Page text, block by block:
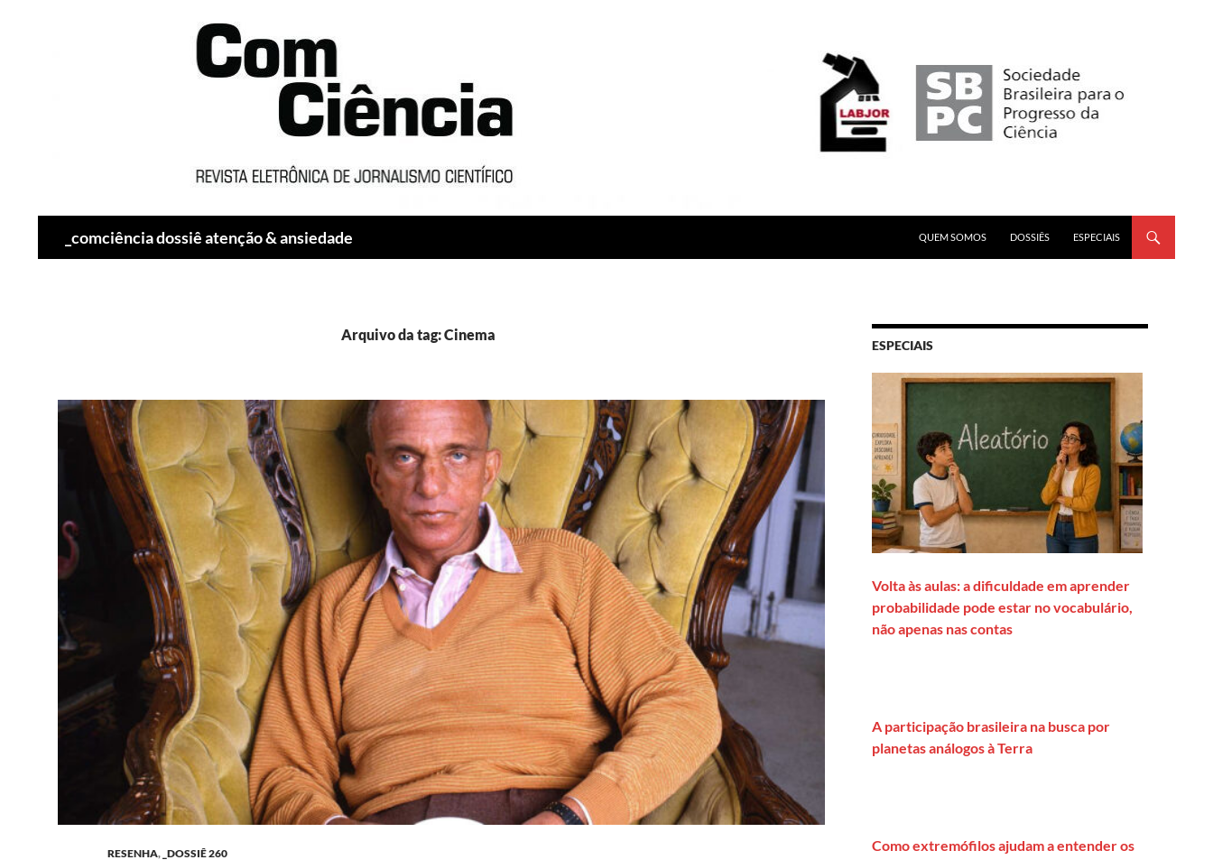
_comciência dossiê atenção & ansiedade
QUEM SOMOS
DOSSIÊS ESPECIAIS
Arquivo da tag: Cinema
RESENHA, _DOSSIÊ 260
ESPECIAIS
Volta às aulas: a dificuldade em aprender
probabilidade pode estar no vocabulário,
não apenas nas contas
A participação brasileira na busca por
planetas análogos à Terra
Como extremófilos ajudam a entender os